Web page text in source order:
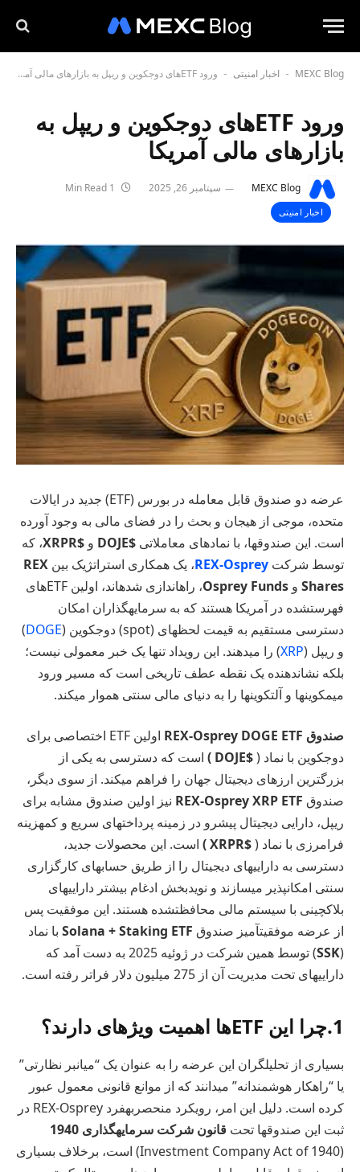
MEXC Blog
- اخبار امنیتی - ورود ETFهای دوجکوین و ریپل به بازارهای مالی آمریکا
ورود ETFهای دوجکوین و ریپل به
بازارهای مالی آمریکا
MEXC Blog سپتامبر 26, 2025
اخبار امنیتی
عرضه دو صندوق قابل معامله در بورس (ETF) جدید در ایالات
متحده، موجی از هیجان و بحث را در فضای مالی به وجود آورده
است. این صندوقها، با نمادهای معاملاتی $DOJE و $XRPR
، که
توسط شرکت REX-Osprey، یک همکاری استراتژیک بین REX
Shares و Osprey Funds
، راهاندازی شدهاند، اولین ETFهای
فهرستشده در آمریکا هستند که به سرمایهگذاران امکان
دسترسی مستقیم به قیمت لحظهای (spot) دوجکوین (
DOGE
)
و ریپل (XRP) را میدهند. این رویداد تنها یک خبر معمولی نیست؛
بلکه نشاندهنده یک نقطه عطف تاریخی است که مسیر ورود
میمکوینها و آلتکوینها را به دنیای مالی سنتی هموار میکند.
صندوق REX-Osprey DOGE ETF
اولین ETF اختصاصی برای
دوجکوین با نماد ($DOJE )
است که دسترسی به یکی از
بزرگترین ارزهای دیجیتال جهان را فراهم میکند. از سوی دیگر،
صندوق REX-Osprey XRP ETF نیز اولین صندوق مشابه برای
ریپل، دارایی دیجیتال پیشرو در زمینه پرداختهای سریع و کمهزینه
فرامرزی با نماد ($XRPR )
است. این محصولات جدید،
دسترسی به داراییهای دیجیتال را از طریق حسابهای کارگزاری
سنتی امکانپذیر میسازند و نویدبخش ادغام بیشتر داراییهای
بلاکچینی با سیستم مالی محافظتشده هستند. این موفقیت پس
از عرضه موفقیتآمیز صندوق Solana + Staking ETF با نماد
(
SSK
) توسط همین شرکت در ژوئیه 2025 به دست آمد که
داراییهای تحت مدیریت آن از 275 میلیون دلار فراتر رفته است.
1.چرا این ETFها اهمیت ویژهای دارند؟
بسیاری از تحلیلگران این عرضه را به عنوان یک “میانبر نظارتی”
یا “راهکار هوشمندانه” میدانند که از موانع قانونی معمول عبور
کرده است. دلیل این امر، رویکرد منحصربهفرد REX-Osprey در
ثبت این صندوقها تحت قانون شرکت سرمایهگذاری 1940
(Investment Company Act of 1940) است، برخلاف بسیاری